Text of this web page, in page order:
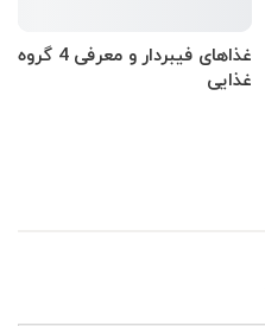
غذاهای فیبردار و معرفی 4 گروه
غذایی